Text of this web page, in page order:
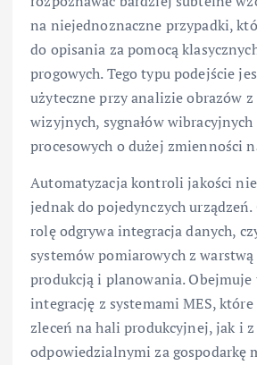
na niejednoznaczne przypadki,
do opisania za pomocą
progowych. Tego typu podejście
użyteczne przy analizie obrazów z
wizyjnych, sygnałów wibracyjnych
procesowych o dużej zmienności
Automatyzacja kontroli jakości
jednak do pojedynczych
rolę odgrywa integracja danych,
systemów pomiarowych z
produkcją i planowania.
integrację z systemami MES,
zleceń na hali produkcyjnej, jak i z
odpowiedzialnymi za gospodarkę